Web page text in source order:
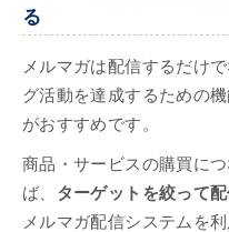
る
メルマガは配信するだけ
グ活動を達成するための
がおすすめです。
商品・サービスの購買に
ば、 ターゲットを絞って
メルマガ配信システムを